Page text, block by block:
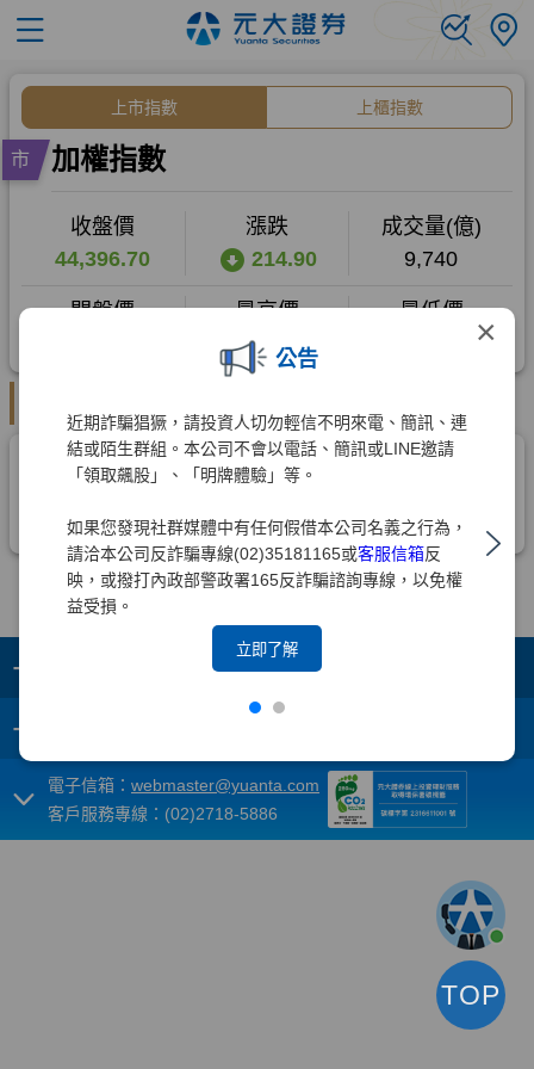
×
公告
近期詐騙猖獗，請投資人切勿輕信不明來電、簡訊、連
結或陌生群組。本公司不會以電話、簡訊或LINE邀請
「領取飆股」、「明牌體驗」等。
如果您發現社群媒體中有任何假借本公司名義之行為，
請洽本公司反詐騙專線(02)35181165或客服信箱反
映，或撥打內政部警政署165反詐騙諮詢專線，以免權
益受損。
立即了解
+
+
電子信箱： webmaster@yuanta.com
客戶服務專線：(02)2718-5886
TOP